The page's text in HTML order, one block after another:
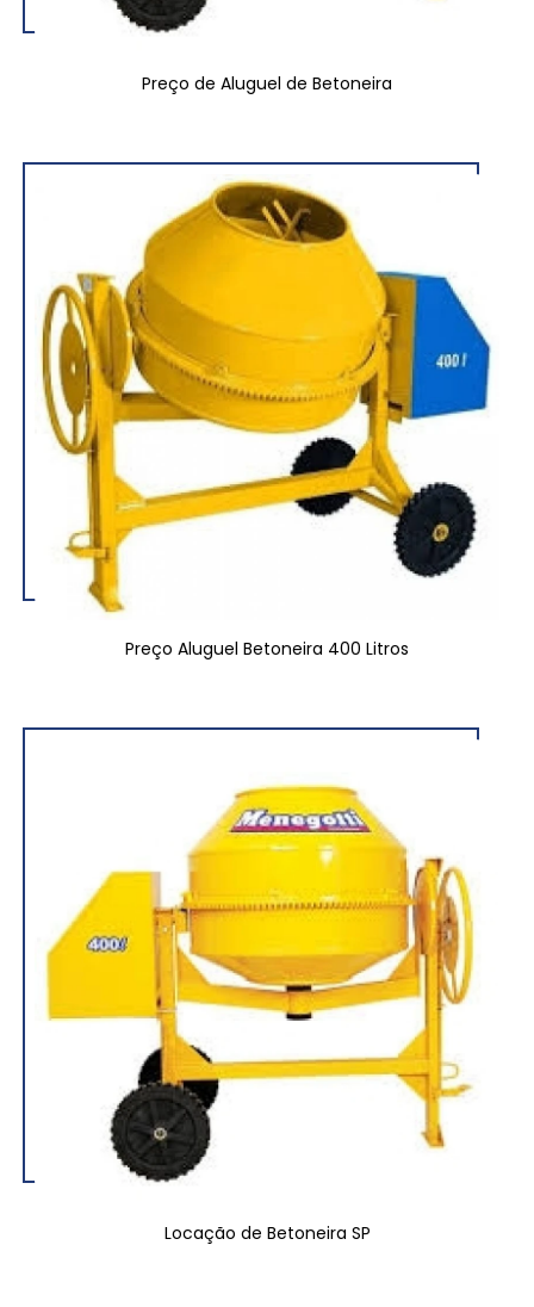
Preço de Aluguel de Betoneira
Preço Aluguel Betoneira 400 Litros
Locação de Betoneira SP